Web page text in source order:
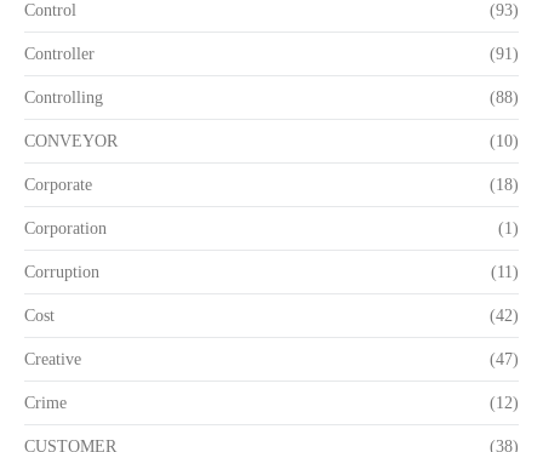
Control (93)
Controller (91)
Controlling (88)
CONVEYOR (10)
Corporate (18)
Corporation (1)
Corruption (11)
Cost (42)
Creative (47)
Crime (12)
CUSTOMER (38)